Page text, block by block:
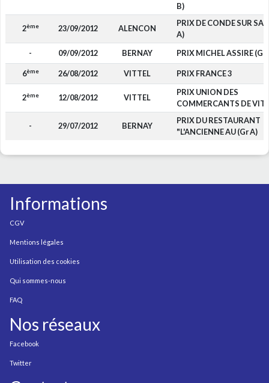
B)
2ème 23/09/2012 ALENCON
PRIX DE CONDE SUR
A)
-
09/09/2012 BERNAY PRIX MICHEL ASSIRE (Gr
6ème 26/08/2012 VITTEL PRIX FRANCE 3
2ème 12/08/2012 VITTEL
PRIX UNION DES
COMMERCANTS DE
- 29/07/2012 BERNAY
PRIX DU RESTAURANT
"L'ANCIENNE AU (Gr A)
Informations
CGV
Mentions légales
Utilisation des cookies
Qui sommes-nous
FAQ
Nos réseaux
Facebook
Twitter